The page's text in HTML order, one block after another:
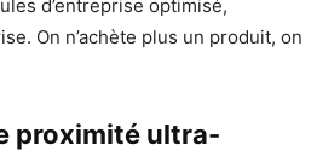
d’entreprise optimisé,
On n’achète plus un produit, on
proximité ultra-